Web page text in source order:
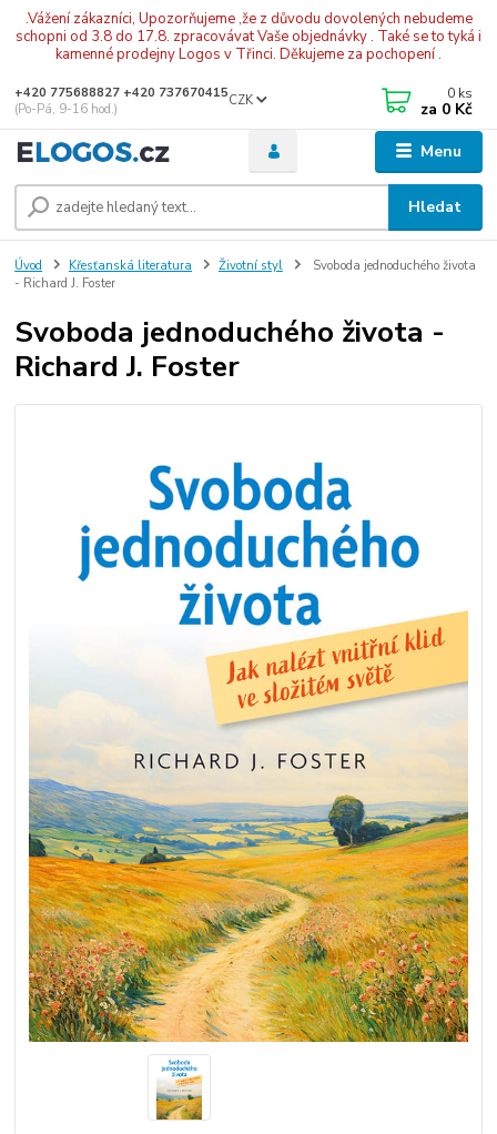
.Vážení zákazníci, Upozorňujeme ,že z důvodu dovolených nebudeme
schopni od 3.8 do 17.8. zpracovávat Vaše objednávky . Také se to tyká i
kamenné prodejny Logos v Třinci. Děkujeme za pochopení .
Menu
CZK
Hledat
+420 775688827 +420 737670415
(Po-Pá, 9-16 hod.)
0 ks
za 0 Kč
Úvod Křesťanská literatura Životní styl
Svoboda jednoduchého života
- Richard J. Foster
Svoboda jednoduchého života -
Richard J. Foster